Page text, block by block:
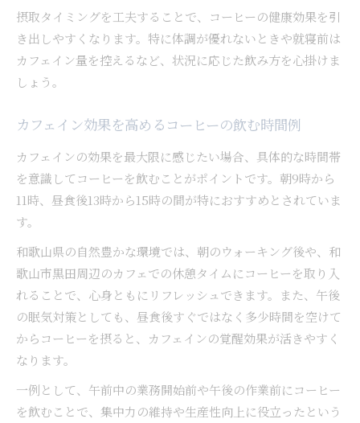
摂取タイミングを工夫することで、コーヒーの健康効果を引
き出しやすくなります。特に体調が優れないときや就寝前は
カフェイン量を控えるなど、状況に応じた飲み方を心掛けま
しょう。
カフェイン効果を高めるコーヒーの飲む時間例
カフェインの効果を最大限に感じたい場合、具体的な時間帯
を意識してコーヒーを飲むことがポイントです。朝9時から
11時、昼食後13時から15時の間が特におすすめとされていま
す。
和歌山県の自然豊かな環境では、朝のウォーキング後や、和
歌山市黒田周辺のカフェでの休憩タイムにコーヒーを取り入
れることで、心身ともにリフレッシュできます。また、午後
の眠気対策としても、昼食後すぐではなく多少時間を空けて
からコーヒーを摂ると、カフェインの覚醒効果が活きやすく
なります。
一例として、午前中の業務開始前や午後の作業前にコーヒー
を飲むことで、集中力の維持や生産性向上に役立ったという